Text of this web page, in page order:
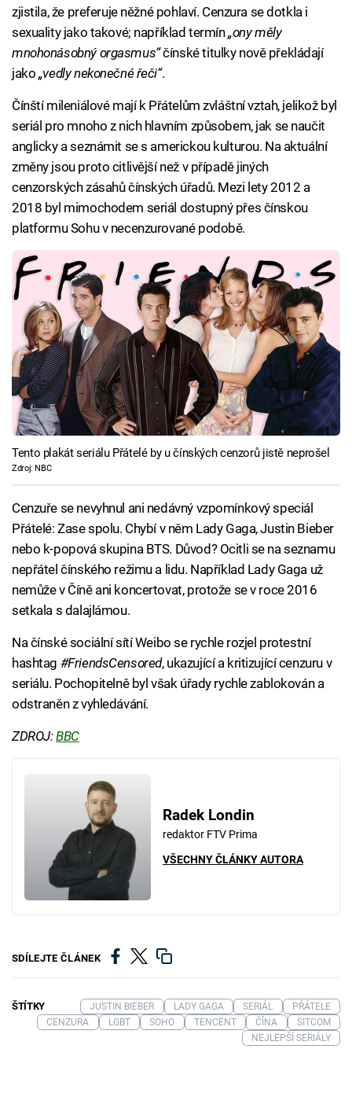
zjistila, že preferuje něžné pohlaví. Cenzura se dotkla i
sexuality jako takové; například termín„ony měly
mnohonásobný orgasmus“čínské titulky nově překládají
jako „vedly nekonečné řeči“.
Čínští mileniálové mají k Přátelům zvláštní vztah, jelikož byl
seriál pro mnoho z nich hlavním způsobem, jak se naučit
anglicky a seznámit se s americkou kulturou. Na aktuální
změny jsou proto citlivější než v případě jiných
cenzorských zásahů čínských úřadů. Mezi lety 2012 a
2018 byl mimochodem seriál dostupný přes čínskou
platformu Sohu v necenzurované podobě.
Tento plakát seriálu Přátelé by u čínských cenzorů jistě neprošel
Zdroj: NBC
Cenzuře se nevyhnul ani nedávný vzpomínkový speciál
Přátelé: Zase spolu. Chybí v něm Lady Gaga, Justin Bieber
nebo k-popová skupina BTS. Důvod? Ocitli se na seznamu
nepřátel čínského režimu a lidu. Například Lady Gaga už
nemůže v Číně ani koncertovat, protože se v roce 2016
setkala s dalajlámou.
Na čínské sociální sítí Weibo se rychle rozjel protestní
hashtag #FriendsCensored, ukazující a kritizující cenzuru v
seriálu. Pochopitelně byl však úřady rychle zablokován a
odstraněn z vyhledávání.
ZDROJ:BBC
Radek Londin
redaktor FTV Prima
VŠECHNY ČLÁNKY AUTORA
SDÍLEJTE ČLÁNEK
ŠTÍTKY JUSTIN BIEBER LADY GAGA SERIÁL
PŘÁTELE
CENZURA
LGBT SOHO TENCENT ČÍNA
SITCOM
NEJLEPŠÍ SERIÁLY